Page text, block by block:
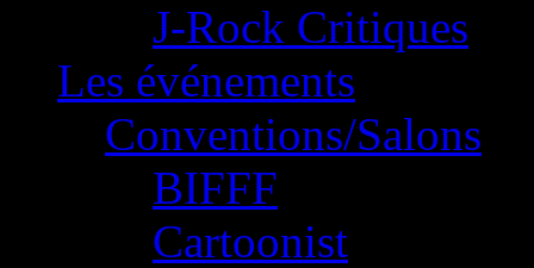
J-Rock Critiques
Les événements
Conventions/Salons
BIFFF
Cartoonist